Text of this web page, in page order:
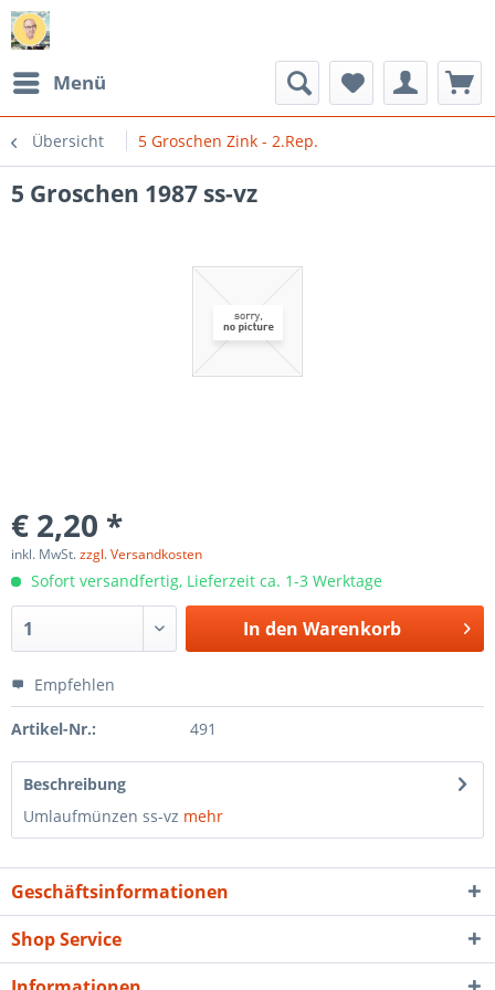
Menü
Übersicht 5 Groschen Zink - 2.Rep.
5 Groschen 1987 ss-vz
€ 2,20 *
inkl. MwSt.zzgl. Versandkosten
Sofort versandfertig, Lieferzeit ca. 1-3 Werktage
In den Warenkorb
Empfehlen
Artikel-Nr.: 491
Beschreibung
Umlaufmünzen ss-vz mehr
Geschäftsinformationen
Shop Service